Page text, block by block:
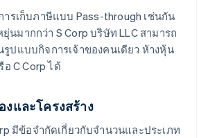
ารเก็บภาษีแบบ Pass-through เช่นกัน
นมากกว่า S Corp บริษัท LLC สามารถ
รูปแบบกิจการเจ้าของคนเดียว ห้างหุ้น
อ C Corp ได้
งและโครงสร้าง
มีข้อจำกัดเกี่ยวกับจำนวนและประเภท